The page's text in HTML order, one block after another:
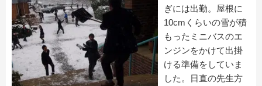
ぎには出勤。屋根に
10cmくらいの雪が積
もったミニバスのエ
ンジンをかけて出掛
ける準備をしていま
した。日直の先生方